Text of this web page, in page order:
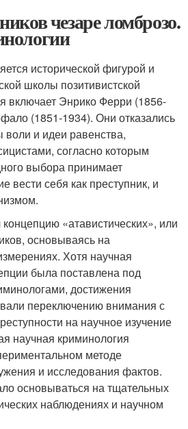
чезаре ломброзо.
исторической фигурой и
школы позитивистской
включает Энрико Ферри (1856-
(1851-1934). Они отказались
и идеи равенства,
согласно которым
выбора принимает
вести себя как преступник, и
«атавистических», или
основываясь на
Хотя научная
была поставлена под
достижения
переключению внимания с
на научное изучение
научная криминология
методе
и исследования фактов.
основываться на тщательных
наблюдениях и научном